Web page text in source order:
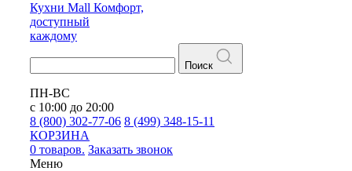
Кухни Mall Комфорт,
доступный
каждому
Поиск
ПН-ВС
с 10:00 до 20:00
8 (800) 302-77-06 8 (499) 348-15-11
КОРЗИНА
0 товаров. Заказать звонок
Меню